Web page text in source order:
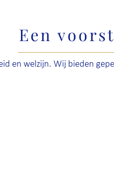
Een
en welzijn. Wij bieden